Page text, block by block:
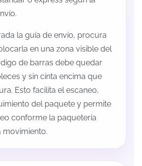
la guía de envío, procura
en una zona visible del
de barras debe quedar
y sin cinta encima que
Esto facilita el escaneo,
del paquete y permite
conforme la paquetería
movimiento.